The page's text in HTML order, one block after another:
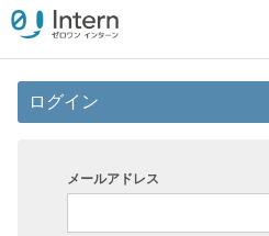
ログイン
メールアドレス